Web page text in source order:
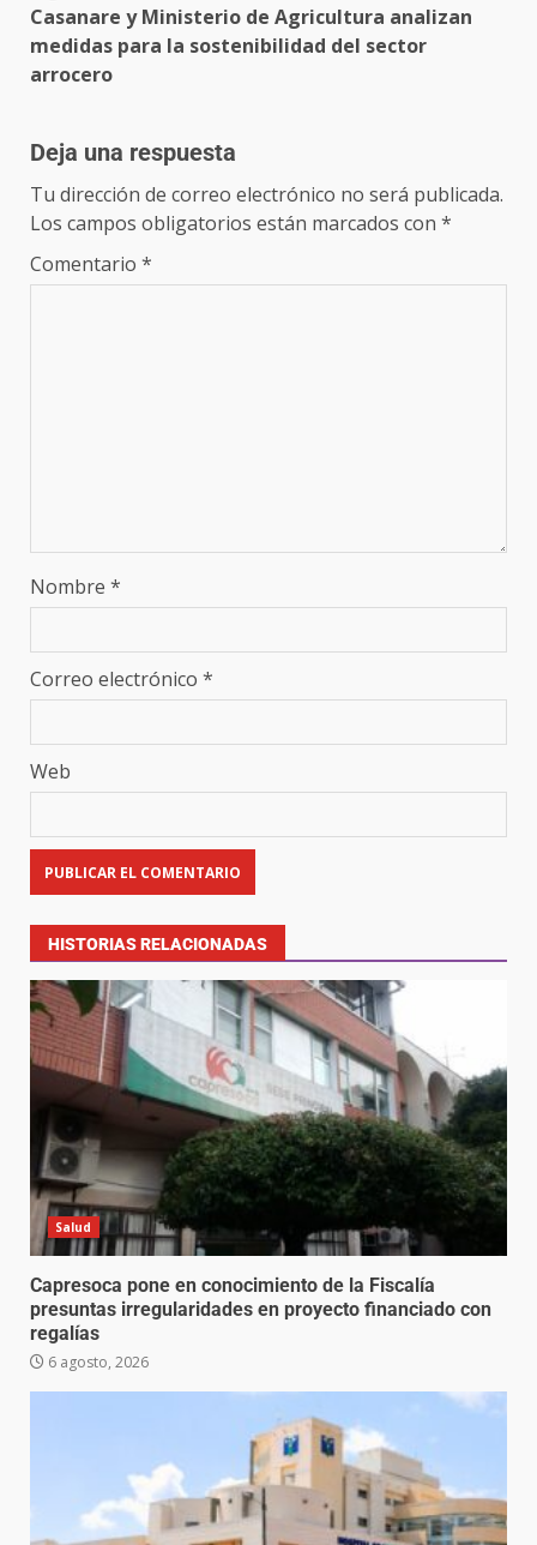
Casanare y Ministerio de Agricultura analizan
medidas para la sostenibilidad del sector
arrocero
Deja una respuesta
Tu dirección de correo electrónico no será publicada.
Los campos obligatorios están marcados con *
Comentario *
Nombre *
Correo electrónico *
Web
HISTORIAS RELACIONADAS
Salud
Capresoca pone en conocimiento de la Fiscalía
presuntas irregularidades en proyecto financiado con
regalías
6 agosto, 2026